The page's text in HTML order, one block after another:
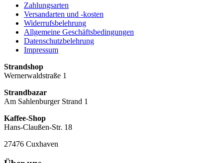
Zahlungsarten
Versandarten und -kosten
Widerrufsbelehrung
Allgemeine Geschäftsbedingungen
Datenschutzbelehrung
Impressum
Strandshop
Wernerwaldstraße 1
Strandbazar
Am Sahlenburger Strand 1
Kaffee-Shop
Hans-Claußen-Str. 18
27476 Cuxhaven